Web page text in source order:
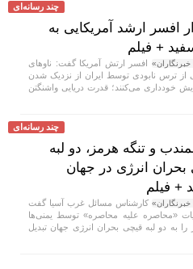
چند رسانه‌ای
افسر ارشد آمریکایی به
+ فیلم
خبرنگاران» افسر ارتش آمریکا گفت: ناو‌های
از ترس نابودی توسط ایران از نزدیک شدن
خودداری می‌کنند؛ قدرت دریایی واشنگتن
چند رسانه‌ای
و تنگه هرمز، دو لبه
بحران انرژی در جهان
+ فیلم
خبرنگاران» کارشناس مسائل غرب آسیا گفت
«محاصره علیه محاصره» توسط یمنی‌ها
به دو لبه قیچی بحران انرژی جهان تبدیل